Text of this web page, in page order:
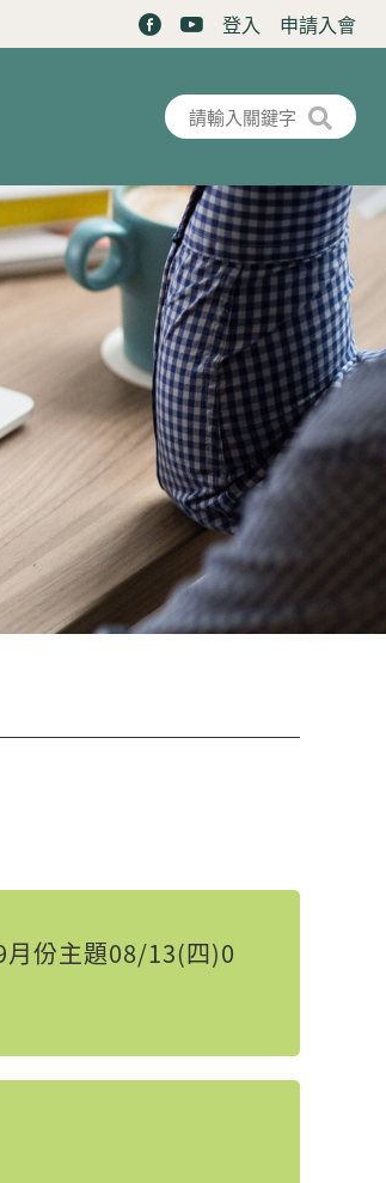
登入 申請入會
搜尋表單
搜尋
月份主題08/13(四)0